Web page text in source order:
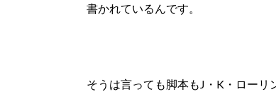
書かれているんです。
そうは言っても脚本もJ・K・ロー